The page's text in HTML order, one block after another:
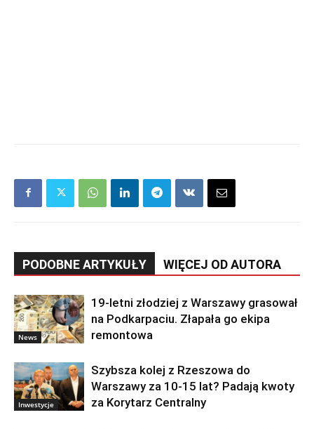
PODOBNE ARTYKUŁY WIĘCEJ OD AUTORA
News
19-letni złodziej z Warszawy grasował
na Podkarpaciu. Złapała go ekipa
remontowa
Inwestycje
Szybsza kolej z Rzeszowa do
Warszawy za 10-15 lat? Padają kwoty
za Korytarz Centralny